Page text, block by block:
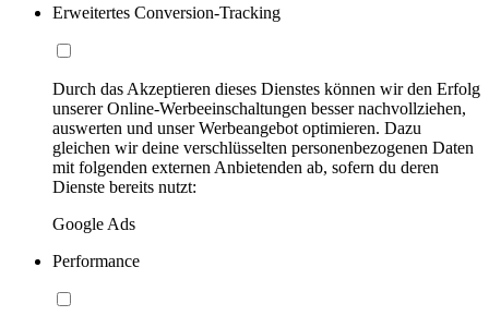
Erweitertes Conversion-Tracking
Durch das Akzeptieren dieses Dienstes können wir den Erfolg
unserer Online-Werbeeinschaltungen besser nachvollziehen,
auswerten und unser Werbeangebot optimieren. Dazu
gleichen wir deine verschlüsselten personenbezogenen Daten
mit folgenden externen Anbietenden ab, sofern du deren
Dienste bereits nutzt:
Google Ads
Performance